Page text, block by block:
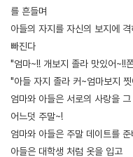
를 흔들며
아들의 자지를 자신의 보지에
빠진다
"엄마~!! 개보지 졸라 맛있어~!!
"아들 자지 졸라 커~엄마보지
엄마와 아들은 서로의 사랑을
어느덧 주말~!
엄마와 아들은 주말 데이트를 준
아들은 대학생 처럼 옷을 입고